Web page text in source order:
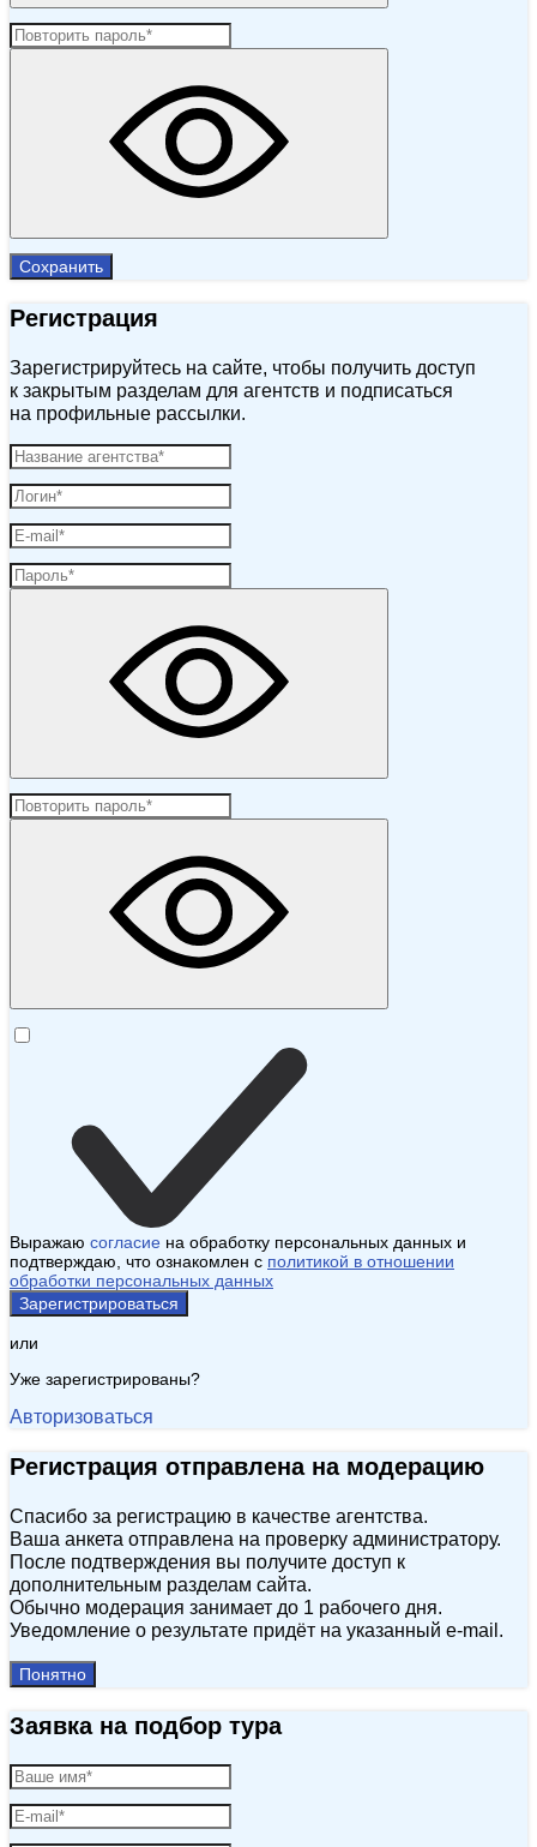
Сохранить
Регистрация
Зарегистрируйтесь на сайте, чтобы получить доступ
к закрытым разделам для агентств и подписаться
на профильные рассылки.
Выражаю согласие на обработку персональных данных и
подтверждаю, что ознакомлен с политикой в отношении
обработки персональных данных
Зарегистрироваться
или
Уже зарегистрированы?
Авторизоваться
Регистрация отправлена на модерацию
Спасибо за регистрацию в качестве агентства.
Ваша анкета отправлена на проверку администратору.
После подтверждения вы получите доступ к
дополнительным разделам сайта.
Обычно модерация занимает до 1 рабочего дня.
Уведомление о результате придёт на указанный e‑mail.
Понятно
Заявка на подбор тура